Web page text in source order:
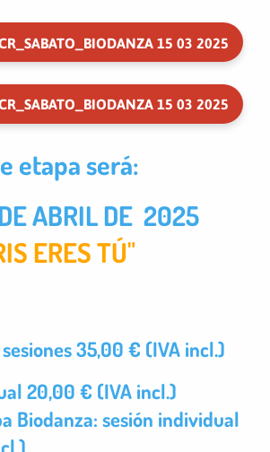
15 03 2025
15 03 2025
etapa será:
ABRIL DE 2025
ERES TÚ"
35,00 € (IVA incl.)
20,00 € (IVA incl.)
Biodanza: sesión individual